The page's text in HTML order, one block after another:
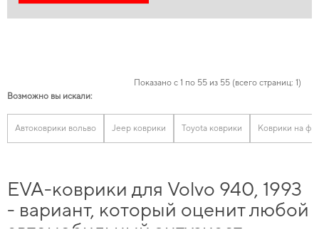
Показано с 1 по 55 из 55 (всего страниц: 1)
Возможно вы искали:
Автоковрики вольво Jeep коврики Toyota коврики Коврики на
EVA-коврики для Volvo 940, 1993
- вариант, который оценит любой